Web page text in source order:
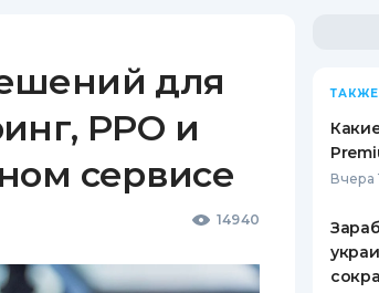
для
РРО и
сервисе
14940
Вчера